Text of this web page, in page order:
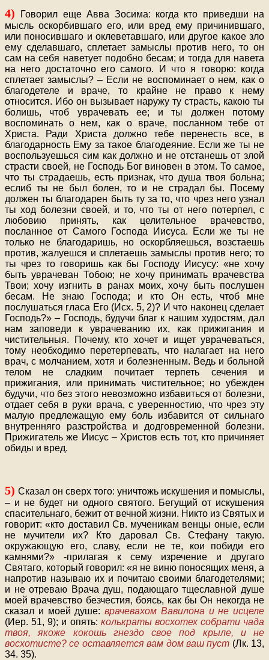
4)
Говорил еще Авва Зосима: когда кто приведши на
мысль оскорбившаго его, или вред ему причинившаго,
или поносившаго и оклеветавшаго, или другое какое зло
ему сделавшаго, сплетает замыслы против него, то он
сам на себя наветует подобно бесам; и тогда для навета
на него достаточно его самого. И что я говорю: когда
сплетает замыслы? – Если не воспоминает о нем, как о
благодетеле и враче, то крайне не право к нему
относится. Ибо он вызывает наружу ту страсть, какою ты
болишь, чтоб уврачевать ее; и ты должен потому
воспоминать о нем, как о враче, посланном тебе от
Христа. Ради Христа должно тебе перенесть все, в
благодарность Ему за такое благодеяние. Если же ты не
воспользуешься сим как должно и не отстанешь от злой
страсти своей, не Господь Бог виновен в этом. То самое,
что ты страдаешь, есть признак, что душа твоя больна;
еслиб ты не был болен, то и не страдал бы. Посему
должен ты благодарен быть ту за то, что чрез него узнал
ты ход болезни своей, и то, что ты от него потерпел, с
любовию принять, как целительное врачевство,
посланное от Самого Господа Иисуса. Если же ты не
только не благодаришь, но оскорбляешься, возстаешь
против, жалуешся и сплетаешь замыслы против него; то
ты чрез то говоришь как бы Господу Иисусу: «не хочу
быть уврачеван Тобою; не хочу принимать врачевства
Твои; хочу изгнить в ранах моих, хочу быть послушен
бесам. Не знаю Господа; и кто Он есть, чтоб мне
послушаться гласа Его (Исх. 5, 2)? И что наконец сделает
Господь?» – Господь, будучи благ к нашим худостям, дал
нам заповеди к уврачеванию их, как прижигания и
чистительныя. Почему, кто хочет и ищет уврачеваться,
тому необходимо перетерпевать, что налагает на него
врач, с молчанием, хотя и болезненным. Ведь и больной
телом не сладким почитает терпеть сечения и
прижигания, или принимать чистительное; но убежден
будучи, что без этого невозможно избавиться от болезни,
отдает себя в руки врача, с уверенностию, что чрез эту
малую предлежащую ему боль избавится от сильнаго
внутренняго разстройства и додговременной болезни.
Прижигатель же Иисус – Христов есть тот, кто причиняет
обиды и вред.
5) Сказал он сверх того: уничтожь искушения и помыслы,
– и не будет ни одного святого. Бегущий от искушения
спасительнаго, бежит от вечной жизни. Никто из Святых и
говорит: «кто доставил Св. мученикам венцы оные, если
не мучители их? Кто даровал Св. Стефану такую.
окружающую его, славу, если не те, кои побиди его
камнями?» -прилагая к сему изречение и другаго
Святаго, который говорил: «я не виню поносящих меня, а
напротив называю их и почитаю своими благодетелями;
и не отреваю Врача душ, подающаго тщеславной душе
моей врачевство безчестия, боясь, как бы Он некогда не
сказал и моей душе: врачевахом Вавилона и не исцеле
(Иер. 51, 9); и опять: колькраты восхотех собрати чада
твоя, якоже кокошь гнездо свое под крыле, и не
восхотисте? се оставляется вам дом ваш пуст (Лк. 13,
34. 35).